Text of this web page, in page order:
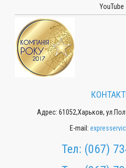
YouTube
Адрес: 61052,Харьков,
E-mail:
Тел: (067)